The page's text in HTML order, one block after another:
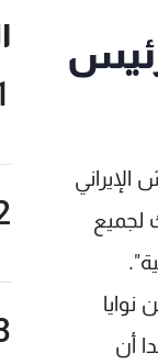
الإيراني
لجميع
نوايا
أن